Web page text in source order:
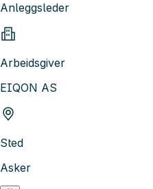
Anleggsleder
Arbeidsgiver
EIQON AS
Sted
Asker